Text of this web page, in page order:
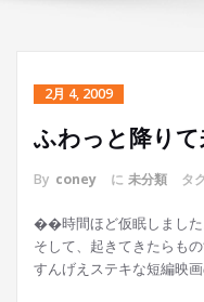
2月 4, 2009
ふわっと降り
By coney に 未分類 タ
��時間ほど仮眠しました
そして、起きてきたらも
すんげえステキな短編映